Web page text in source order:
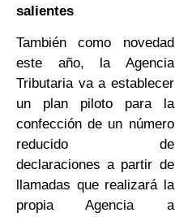
salientes
También como novedad
este año, la Agencia
Tributaria va a establecer
un plan piloto para la
confección de un número
reducido de
declaraciones a partir de
llamadas que realizará la
propia Agencia a